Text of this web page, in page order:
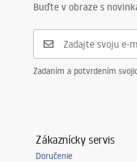
Buďte v obraze s
Zadaním a potvrdením
Zákaznícky servis
Doručenie